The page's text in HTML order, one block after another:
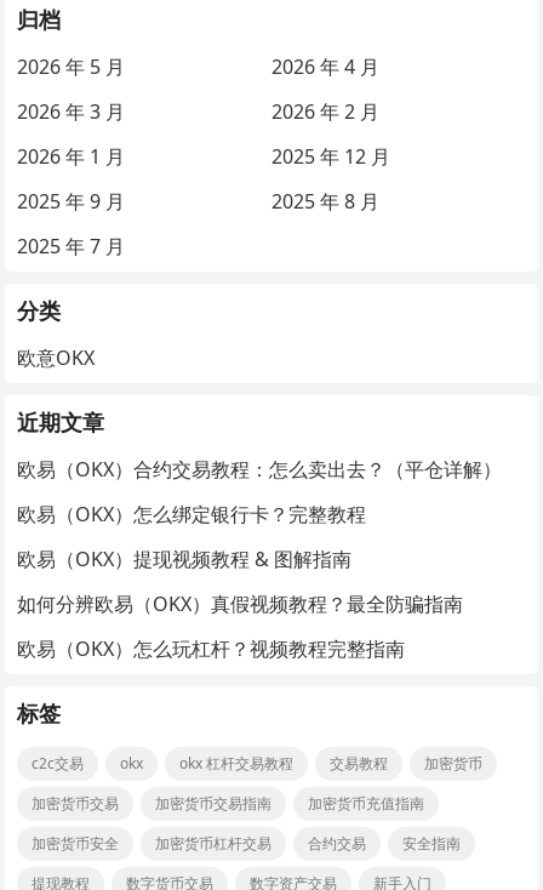
归档
2026 年 5 月
2026 年 4 月
2026 年 3 月
2026 年 2 月
2026 年 1 月
2025 年 12 月
2025 年 9 月
2025 年 8 月
2025 年 7 月
分类
欧意OKX
近期文章
欧易（OKX）合约交易教程：怎么卖出去？（平仓详解）
欧易（OKX）怎么绑定银行卡？完整教程
欧易（OKX）提现视频教程 & 图解指南
如何分辨欧易（OKX）真假视频教程？最全防骗指南
欧易（OKX）怎么玩杠杆？视频教程完整指南
标签
c2c交易 okx okx 杠杆交易教程 交易教程
加密货币
加密货币交易
加密货币交易指南
加密货币充值指南
加密货币安全
加密货币杠杆交易 合约交易
安全指南
提现教程
数字货币交易 数字资产交易
新手入门